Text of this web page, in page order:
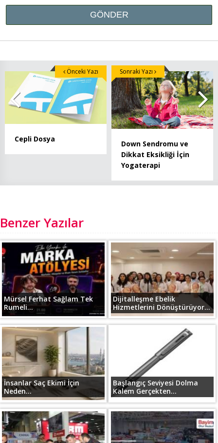
Cepli Dosya
Önceki Yazı
Down Sendromu ve
Dikkat Eksikliği İçin
Yogaterapi
Sonraki Yazı
Benzer Yazılar
Mürsel Ferhat Sağlam Tek
Rumeli...
Dijitalleşme Ebelik
Hizmetlerini Dönüştürüyor...
İnsanlar Saç Ekimi İçin
Neden...
Başlangıç Seviyesi Dolma
Kalem Gerçekten...